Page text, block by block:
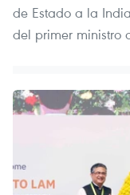
de Estado a la
del primer ministro